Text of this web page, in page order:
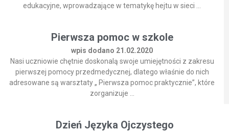
edukacyjne, wprowadzające w tematykę hejtu w sieci ...
Pierwsza pomoc w szkole
wpis dodano 21.02.2020
Nasi uczniowie chętnie doskonalą swoje umiejętności z zakresu
pierwszej pomocy przedmedycznej, dlatego właśnie do nich
adresowane są warsztaty „ Pierwsza pomoc praktycznie”, które
zorganizuje ...
Dzień Języka Ojczystego